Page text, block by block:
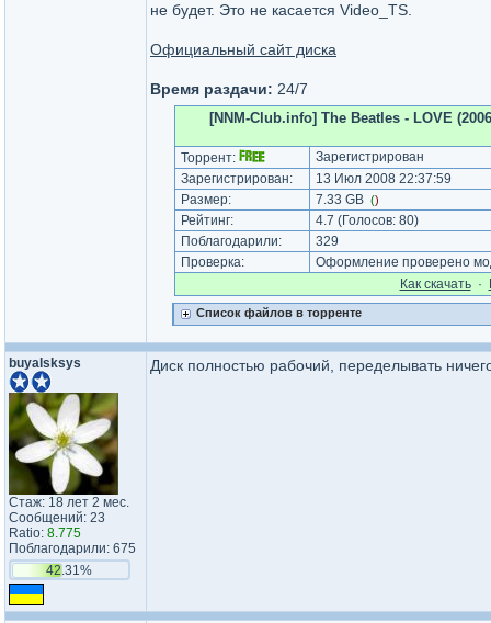
не будет. Это не касается Video_TS.
Официальный сайт диска
Время раздачи: 24/7
[NNM-Club.info] The Beatles - LOVE
Торрент:
Зарегистрирован
Зарегистрирован:
13 Июл 2008 22:37:59
Размер:
7.33 GB ()
Рейтинг: 4.7 (Голосов: 80)
Поблагодарили:
329
Проверка:
Оформление проверено
Как cкачать·
Список файлов в торренте
buyalsksys
Стаж: 18 лет 2 мес.
Сообщений: 23
Ratio: 8.775
Поблагодарили: 675
42.31%
Диск полностью рабочий, переделывать